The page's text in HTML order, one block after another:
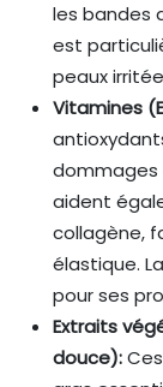
les bandes
est
peaux
Vitamines
dommages
aident
collagène,
élastique.
pour ses
Extraits
douce):